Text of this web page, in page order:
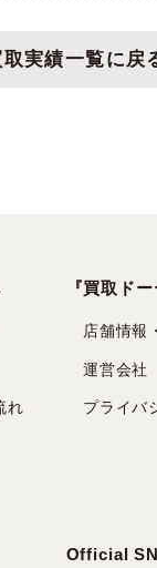
取実績一覧に戻
れ
『買取ド
店舗情報
運営会社
プライバ
Official